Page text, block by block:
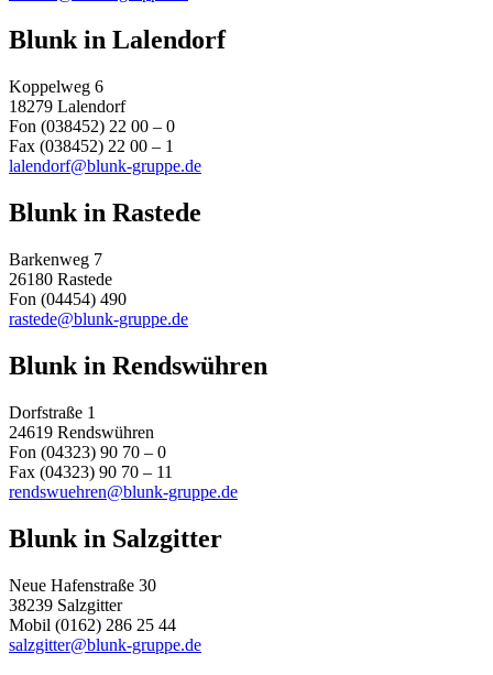
Blunk in Lalendorf
Koppelweg 6
18279 Lalendorf
Fon (038452) 22 00 – 0
Fax (038452) 22 00 – 1
lalendorf@blunk-gruppe.de
Blunk in Rastede
Barkenweg 7
26180 Rastede
Fon (04454) 490
rastede@blunk-gruppe.de
Blunk in Rendswühren
Dorfstraße 1
24619 Rendswühren
Fon (04323) 90 70 – 0
Fax (04323) 90 70 – 11
rendswuehren@blunk-gruppe.de
Blunk in Salzgitter
Neue Hafenstraße 30
38239 Salzgitter
Mobil (0162) 286 25 44
salzgitter@blunk-gruppe.de